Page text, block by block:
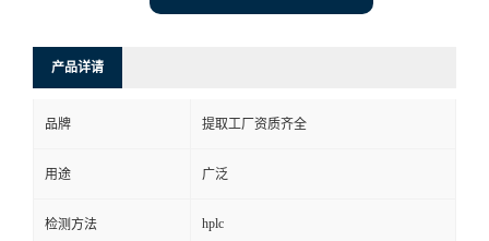
产品详请
品牌 提取工厂资质齐全
用途 广泛
检测方法 hplc